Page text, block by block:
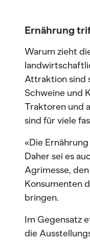
Ernährung
Warum zieht
Attraktion sind
Schweine und
Traktoren und
sind für viele
«Die
Daher sei es
Agrimesse,
Konsumenten
bringen.
Im Gegensatz
die